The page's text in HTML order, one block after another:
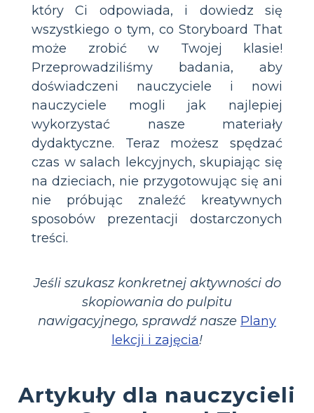
który Ci odpowiada, i dowiedz się
wszystkiego o tym, co Storyboard That
może zrobić w Twojej klasie!
Przeprowadziliśmy badania, aby
doświadczeni nauczyciele i nowi
nauczyciele mogli jak najlepiej
wykorzystać nasze materiały
dydaktyczne. Teraz możesz spędzać
czas w salach lekcyjnych, skupiając się
na dzieciach, nie przygotowując się ani
nie próbując znaleźć kreatywnych
sposobów prezentacji dostarczonych
treści.
Jeśli szukasz konkretnej aktywności do
skopiowania do pulpitu
nawigacyjnego, sprawdź nasze Plany
lekcji i zajęcia!
Artykuły dla nauczycieli